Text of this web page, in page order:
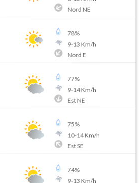
Nord NE
78%
9-13 Km/h
Nord E
77%
9-14Km/h
Est NE
75%
10-14Km/h
Est SE
74%
9-13 Km/h